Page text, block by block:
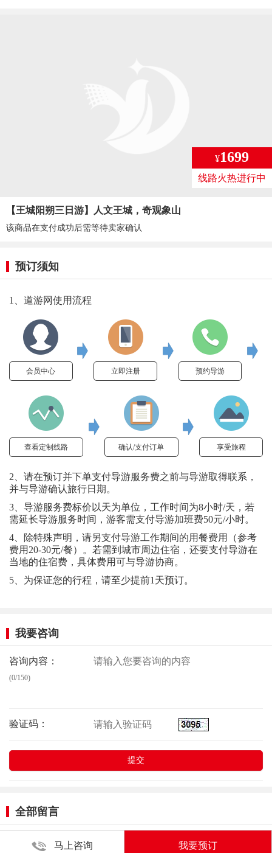
¥1699
线路火热进行中
【王城阳朔三日游】人文王城，奇观象山
该商品在支付成功后需等待卖家确认
预订须知
1、道游网使用流程
会员中心 立即注册 预约导游
查看定制线路 确认/支付订单 享受旅程
2、请在预订并下单支付导游服务费之前与导游取得联系，
并与导游确认旅行日期。
3、导游服务费标价以天为单位，工作时间为8小时/天，若
需延长导游服务时间，游客需支付导游加班费50元/小时。
4、除特殊声明，请另支付导游工作期间的用餐费用（参考
费用20-30元/餐）。若需到城市周边住宿，还要支付导游在
当地的住宿费，具体费用可与导游协商。
5、为保证您的行程，请至少提前1天预订。
我要咨询
咨询内容：
(0/150)
验证码：
全部留言
马上咨询 我要预订